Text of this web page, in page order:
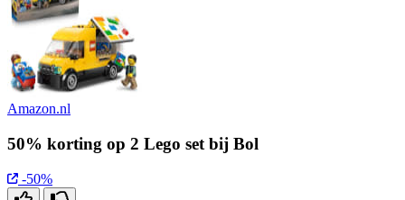
Amazon.nl
50% korting op 2 Lego set bij Bol
-50%